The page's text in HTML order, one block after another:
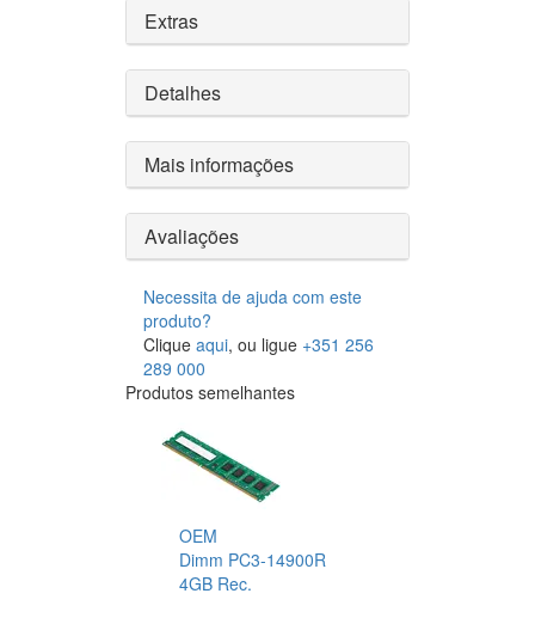
Extras
Detalhes
Mais informações
Avaliações
Necessita de ajuda com este
produto?
Clique aqui, ou ligue +351 256
289 000
Produtos semelhantes
OEM
Dimm PC3-14900R
4GB Rec.